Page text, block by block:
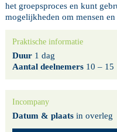
het groepsproces en kunt
mogelijkheden om mensen en
Praktische informatie
Duur 1 dag
Aantal deelnemers 10 – 15
Incompany
Datum & plaats in overleg